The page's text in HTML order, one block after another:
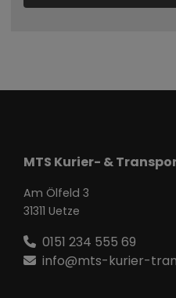
MTS Kurier- &
Am Ölfeld 3
31311 Uetze
0151 234 555 69
info@mts-kurier-